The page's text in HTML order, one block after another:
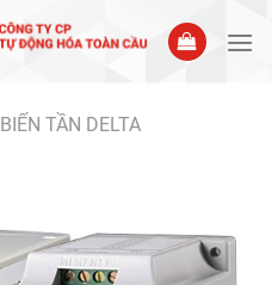
BIẾN TẦN DELTA